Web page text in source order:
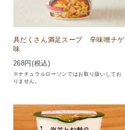
具だくさん満足スープ 辛味噌チゲ
味
268円(税込)
※ナチュラルローソンではお取り扱いしてお
りません。